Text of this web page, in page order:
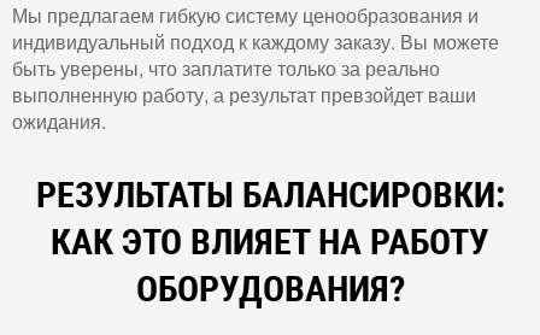
Мы предлагаем гибкую систему ценообразования и
индивидуальный подход к каждому заказу. Вы можете
быть уверены, что заплатите только за реально
выполненную работу, а результат превзойдет ваши
ожидания.
РЕЗУЛЬТАТЫ БАЛАНСИРОВКИ:
КАК ЭТО ВЛИЯЕТ НА РАБОТУ
ОБОРУДОВАНИЯ?